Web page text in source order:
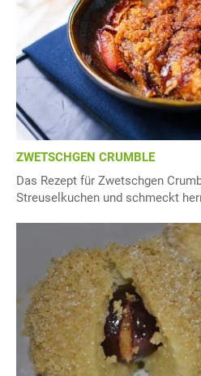
ZWETSCHGEN CRUMBLE
Das Rezept für Zwetschgen
Streuselkuchen und schmeckt